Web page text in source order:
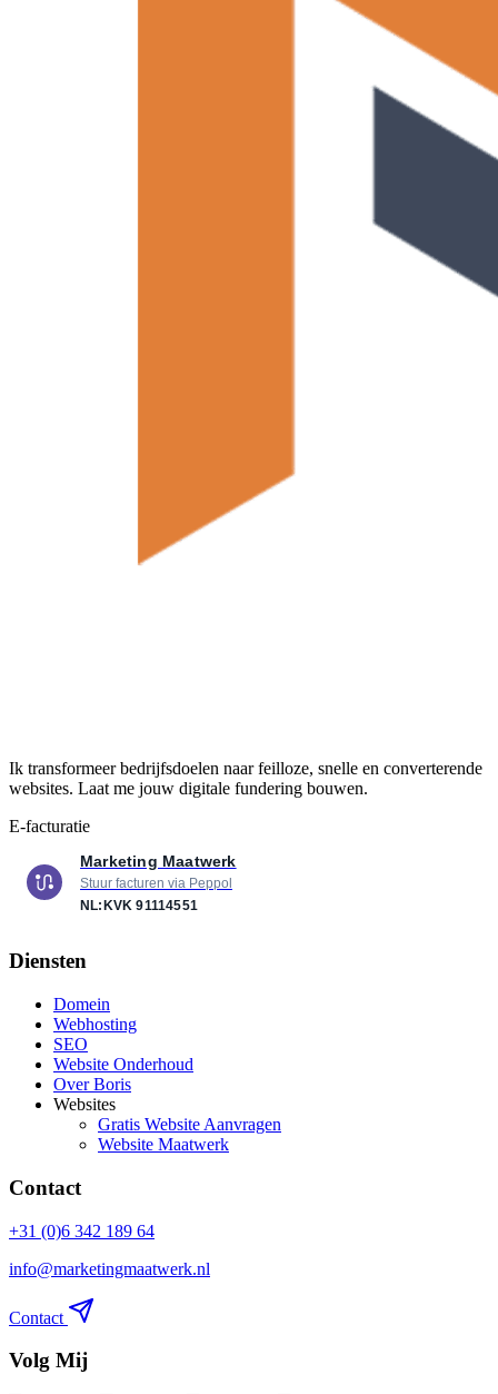
Ik transformeer bedrijfsdoelen naar feilloze, snelle en converterende
websites. Laat me jouw digitale fundering bouwen.
E-facturatie
Marketing Maatwerk
Stuur facturen via Peppol
NL:KVK 91114551
Diensten
Domein
Webhosting
SEO
Website Onderhoud
Over Boris
Websites
Gratis Website Aanvragen
Website Maatwerk
Contact
+31 (0)6 342 189 64
info@marketingmaatwerk.nl
Contact
Volg Mij